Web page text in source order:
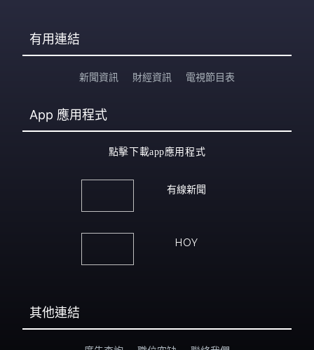
有用連結
新聞資訊 財經資訊 電視節目表
App 應用程式
點擊下載app應用程式
有線新聞
HOY
其他連結